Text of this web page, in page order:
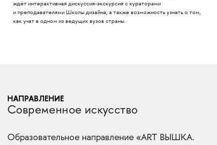
ждёт интерактивная дискуссия-экскурсия с кураторами
и преподавателями Школы дизайна, а также возможность узнать о том,
как учат в одном из ведущих вузов страны.
НАПРАВЛЕНИЕ
Современное искусство
Образовательное направление «ART ВЫШКА.